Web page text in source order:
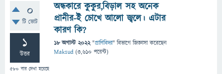
0
টি ভোট
1
উত্তর
580 বার দেখা হয়েছে
অন্ধকারে কুকুর,বিড়াল সহ অনেক
প্রানীর-ই চোখে আলো জ্বলে। এটার
কারণ কি?
18 অগাস্ট 2022 "প্রাণিবিদ্যা" বিভাগে জিজ্ঞাসাকরেছেন
Maksud (3,610 পয়েন্ট)